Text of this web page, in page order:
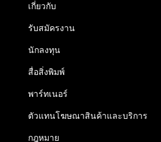
เกี่ยวกับ
รับสมัครงาน
นักลงทุน
สื่อสิ่งพิมพ์
พาร์ทเนอร์
ตัวแทนโฆษณาสินค้าและบริการ
กฎหมาย